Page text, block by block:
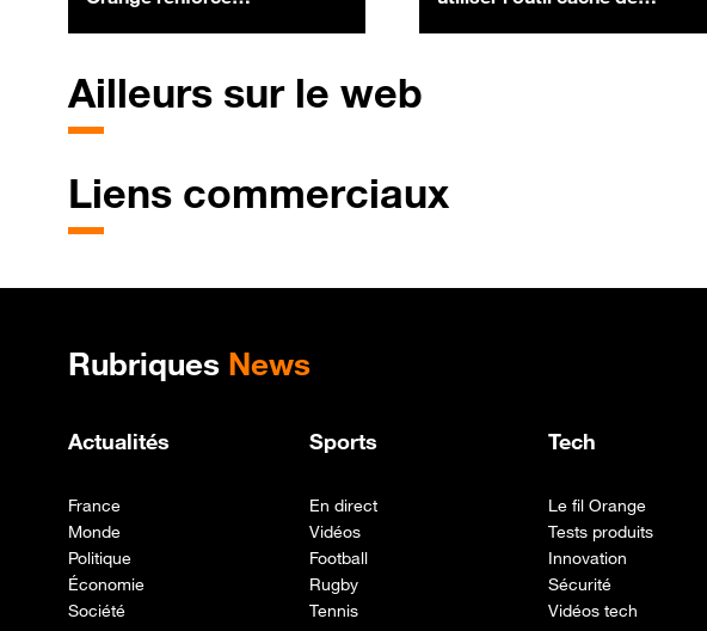
centers
Ailleurs sur le web
Liens commerciaux
Plan de site
Rubriques News
Actualités
France
Monde
Politique
Économie
Société
Sports
En direct
Vidéos
Football
Rugby
Tennis
Tech
Le fil Orange
Tests produits
Innovation
Sécurité
Vidéos tech